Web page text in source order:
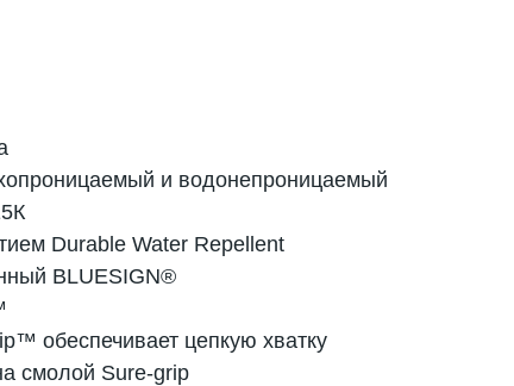
и водонепроницаемый
Durable Water Repellent
BLUESIGN®
обеспечивает цепкую хватку
смолой Sure-grip